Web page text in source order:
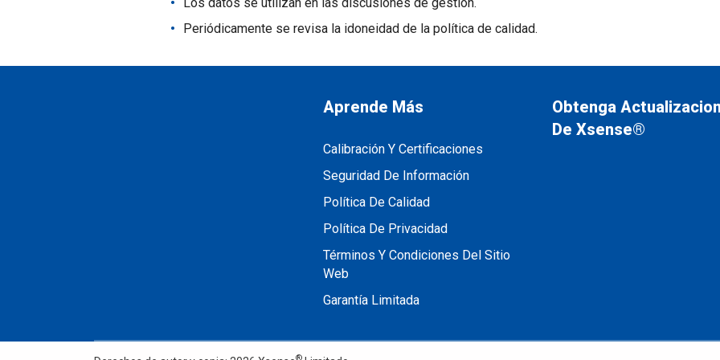
Periódicamente se revisa la idoneidad de la política de calidad.
Aprende Más
Calibración Y Certificaciones
Seguridad De Información
Política De Calidad
Política De Privacidad
Términos Y Condiciones Del Sitio
Web
Garantía Limitada
Obtenga
De Xsense®